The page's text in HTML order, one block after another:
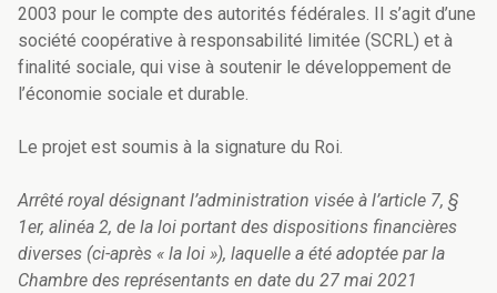
2003 pour le compte des autorités fédérales. Il s’agit d’une
société coopérative à responsabilité limitée (SCRL) et à
finalité sociale, qui vise à soutenir le développement de
l’économie sociale et durable.
Le projet est soumis à la signature du Roi.
Arrêté royal désignant l’administration visée à l’article 7, §
1er, alinéa 2, de la loi portant des dispositions financières
diverses (ci-après « la loi »), laquelle a été adoptée par la
Chambre des représentants en date du 27 mai 2021